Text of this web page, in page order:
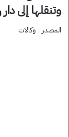
وتنقلها إلى
المصدر : وكالات